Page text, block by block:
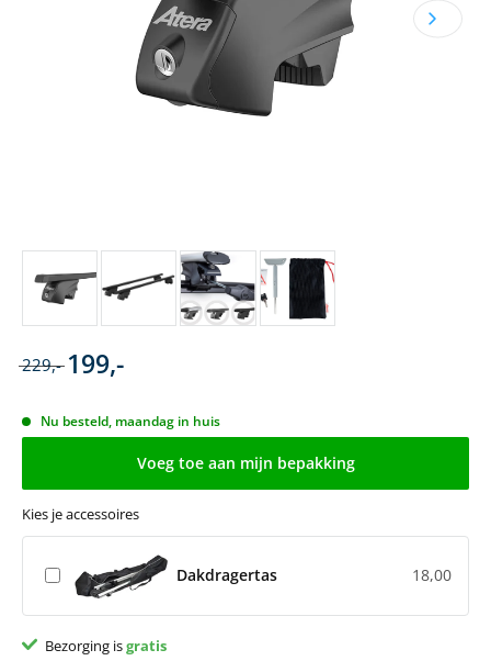
229,- 199,-
Nu besteld, maandag in huis
Voeg toe aan mijn bepakking
Kies je accessoires
Dakdragertas 18,00
Bezorging isgratis